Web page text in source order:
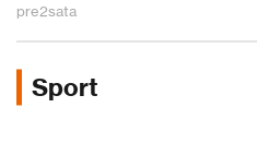
pre2sata
Sport